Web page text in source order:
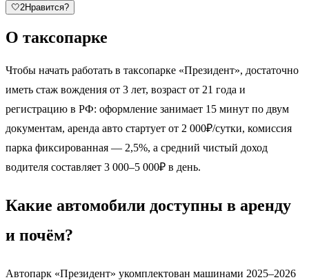
🤍2Нравится?
О таксопарке
Чтобы начать работать в таксопарке «Президент», достаточно
иметь стаж вождения от 3 лет, возраст от 21 года и
регистрацию в РФ: оформление занимает 15 минут по двум
документам, аренда авто стартует от 2 000₽/сутки, комиссия
парка фиксированная — 2,5%, а средний чистый доход
водителя составляет 3 000–5 000₽ в день.
Какие автомобили доступны в аренду
и почём?
Автопарк «Президент» укомплектован машинами 2025–2026